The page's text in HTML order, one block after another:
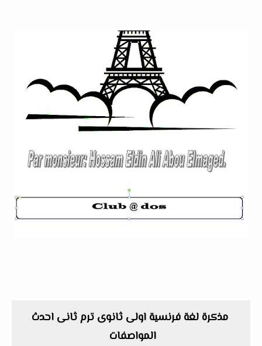
مذكرة لغة فرنسية اولى ثانوى ترم ثانى احدث
المواصفات